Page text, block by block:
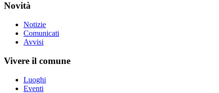
Novità
Notizie
Comunicati
Avvisi
Vivere il comune
Luoghi
Eventi